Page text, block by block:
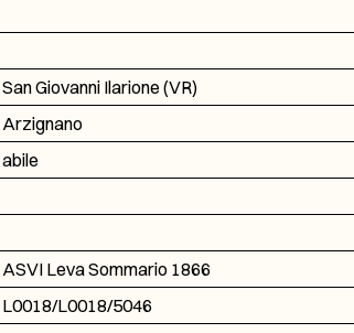
San Giovanni Ilarione (VR)
Arzignano
abile
ASVI Leva Sommario 1866
L0018/L0018/5046